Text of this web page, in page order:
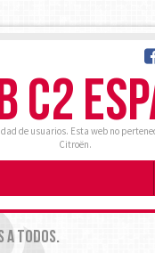
C2
de usuarios. Esta web no
Citroën.
A TODOS.